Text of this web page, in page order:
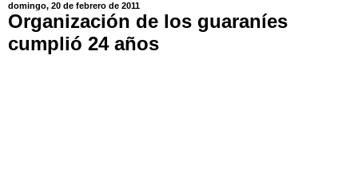
domingo, 20 de febrero de 2011
Organización de los guaraníes
cumplió 24 años